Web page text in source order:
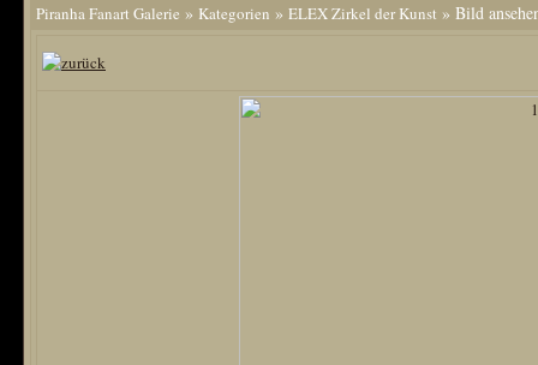
Piranha Fanart Galerie » Kategorien » ELEX Zirkel der Kunst » Bild